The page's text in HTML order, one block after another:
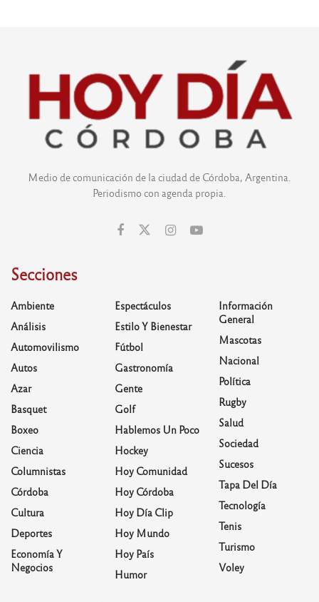
Medio de comunicación de la ciudad de Córdoba, Argentina.
Periodismo con agenda propia.
Secciones
Ambiente
Análisis
Automovilismo
Autos
Azar
Basquet
Boxeo
Ciencia
Columnistas
Córdoba
Cultura
Deportes
Economía Y
Negocios
Espectáculos
Estilo Y Bienestar
Fútbol
Gastronomía
Gente
Golf
Hablemos Un Poco
Hockey
Hoy Comunidad
Hoy Córdoba
Hoy Día Clip
Hoy Mundo
Hoy País
Humor
Información
General
Mascotas
Nacional
Política
Rugby
Salud
Sociedad
Sucesos
Tapa Del Día
Tecnología
Tenis
Turismo
Voley